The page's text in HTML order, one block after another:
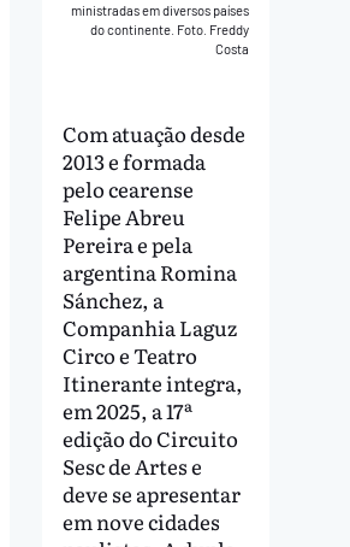
ministradas em diversos países
do continente. Foto. Freddy
Costa
Com atuação desde
2013 e formada
pelo cearense
Felipe Abreu
Pereira e pela
argentina Romina
Sánchez, a
Companhia Laguz
Circo e Teatro
Itinerante integra,
em 2025, a 17ª
edição do Circuito
Sesc de Artes e
deve se apresentar
em nove cidades